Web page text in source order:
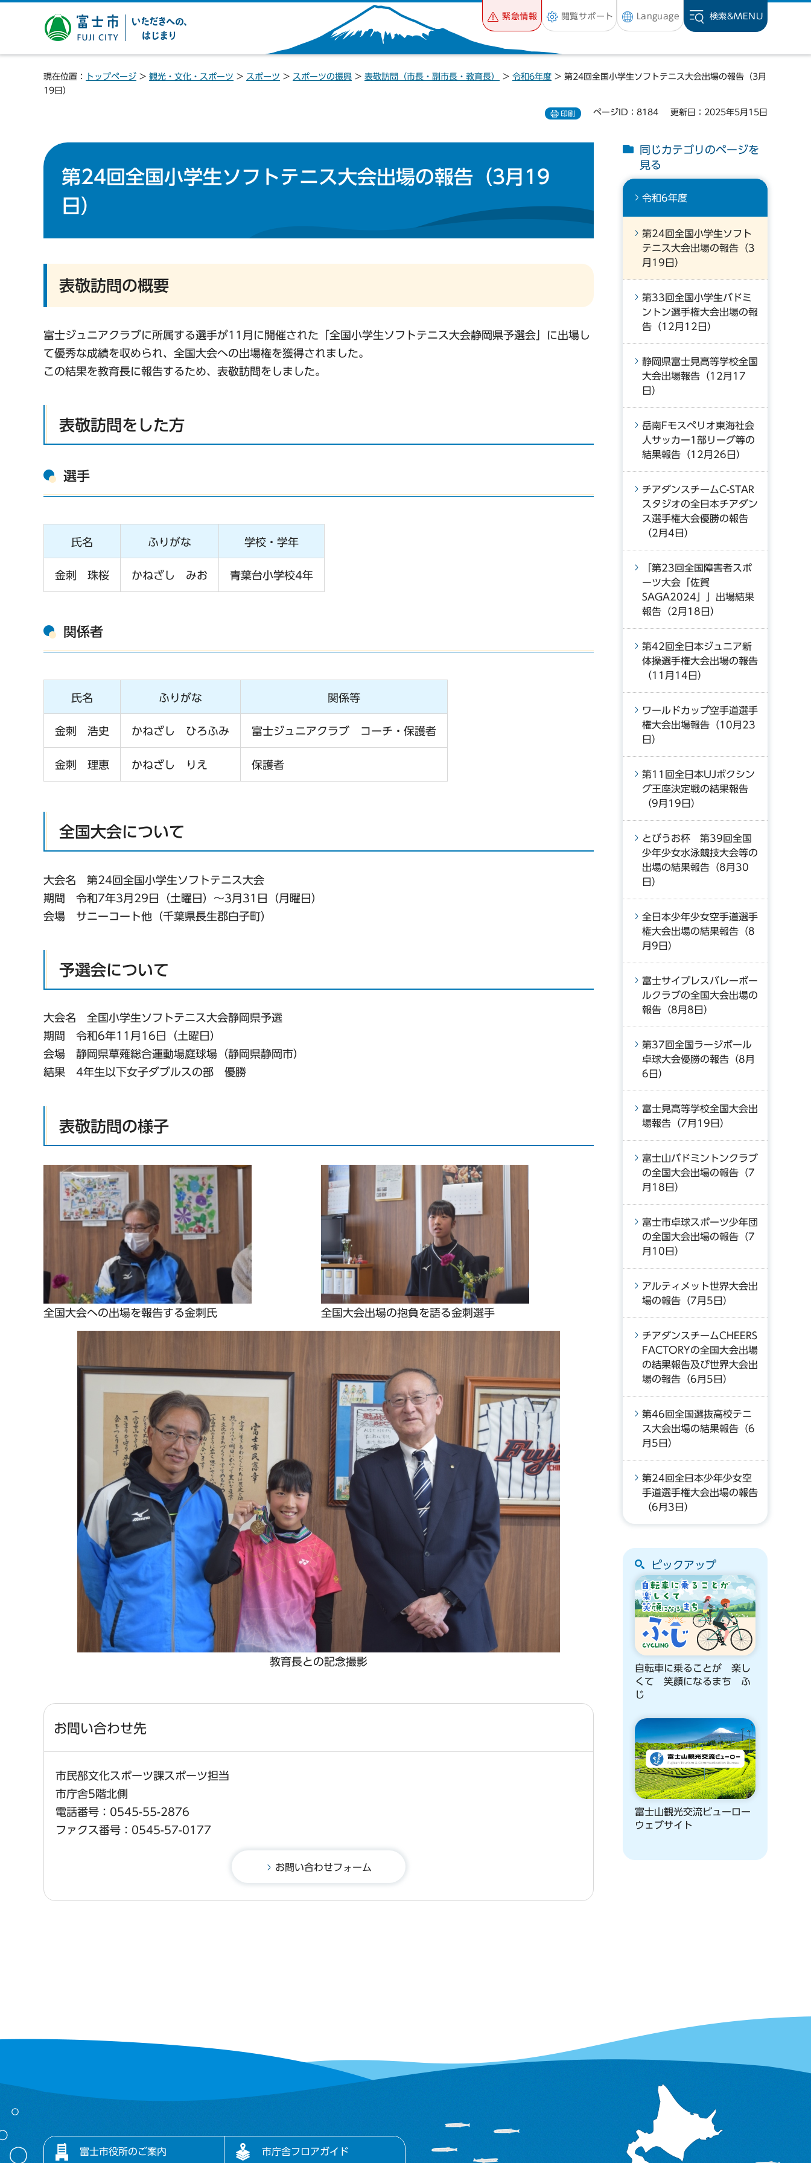
富士市 いただきへの、は
じまり
緊急情報 閲覧サポート Language 検索&MENU
現在位置： トップページ > 観光・文化・スポーツ > スポーツ > スポーツの振興 > 表敬訪問（市長・副市長・教育長） > 令和6年度 > 第24回全国小学生ソフトテニス大会出場の報告（3月
19日）
印刷 ページID：8184 更新日：2025年5月15日
第24回全国小学生ソフトテニス大会出場の報告（3月19
日）
表敬訪問の概要
富士ジュニアクラブに所属する選手が11月に開催された「全国小学生ソフトテニス大会静岡県予選会」に出場し
て優秀な成績を収められ、全国大会への出場権を獲得されました。
この結果を教育長に報告するため、表敬訪問をしました。
表敬訪問をした方
選手
氏名 ふりがな 学校・学年
金刺 珠桜 かねざし みお 青葉台小学校4年
関係者
氏名 ふりがな 関係等
金刺 浩史 かねざし ひろふみ 富士ジュニアクラブ コーチ・保護者
金刺 理恵 かねざし りえ 保護者
全国大会について
大会名 第24回全国小学生ソフトテニス大会
期間 令和7年3月29日（土曜日）～3月31日（月曜日）
会場 サニーコート他（千葉県長生郡白子町）
予選会について
大会名 全国小学生ソフトテニス大会静岡県予選
期間 令和6年11月16日（土曜日）
会場 静岡県草薙総合運動場庭球場（静岡県静岡市）
結果 4年生以下女子ダブルスの部 優勝
表敬訪問の様子
全国大会への出場を報告する金刺氏 全国大会出場の抱負を語る金刺選手
教育長との記念撮影
お問い合わせ先
市民部文化スポーツ課スポーツ担当
市庁舎5階北側
電話番号：0545-55-2876
ファクス番号：0545-57-0177
同じカテゴリのページを
見る
令和6年度
第24回全国小学生ソフト
テニス大会出場の報告（3
月19日）
第33回全国小学生バドミ
ントン選手権大会出場の報
告（12月12日）
静岡県富士見高等学校全国
大会出場報告（12月17
日）
岳南Fモスペリオ東海社会
人サッカー1部リーグ等の
結果報告（12月26日）
チアダンスチームC-STAR
スタジオの全日本チアダン
ス選手権大会優勝の報告
（2月4日）
「第23回全国障害者スポ
ーツ大会「佐賀
SAGA2024」」出場結果
報告（2月18日）
第42回全日本ジュニア新
体操選手権大会出場の報告
（11月14日）
ワールドカップ空手道選手
権大会出場報告（10月23
日）
第11回全日本UJボクシン
グ王座決定戦の結果報告
（9月19日）
とびうお杯 第39回全国
少年少女水泳競技大会等の
出場の結果報告（8月30
日）
全日本少年少女空手道選手
権大会出場の結果報告（8
月9日）
富士サイプレスバレーボー
ルクラブの全国大会出場の
報告（8月8日）
第37回全国ラージボール
卓球大会優勝の報告（8月
6日）
富士見高等学校全国大会出
場報告（7月19日）
富士山バドミントンクラブ
の全国大会出場の報告（7
月18日）
富士市卓球スポーツ少年団
の全国大会出場の報告（7
月10日）
アルティメット世界大会出
場の報告（7月5日）
チアダンスチームCHEERS
FACTORYの全国大会出場
の結果報告及び世界大会出
場の報告（6月5日）
第46回全国選抜高校テニ
ス大会出場の結果報告（6
月5日）
第24回全日本少年少女空
手道選手権大会出場の報告
（6月3日）
ピックアップ
自転車に乗ることが 楽し
くて 笑顔になるまち ふ
じ
富士山観光交流ビューロー
ウェブサイト
富士市役所のご案内 市庁舎フロアガイド